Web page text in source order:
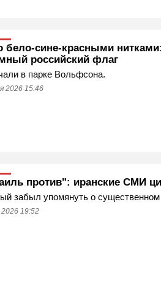
бело-сине-красными
российский флаг
в парке Вольфсона.
2026 15:46
против": иранские СМИ
забыл упомянуть о существенном
19:52